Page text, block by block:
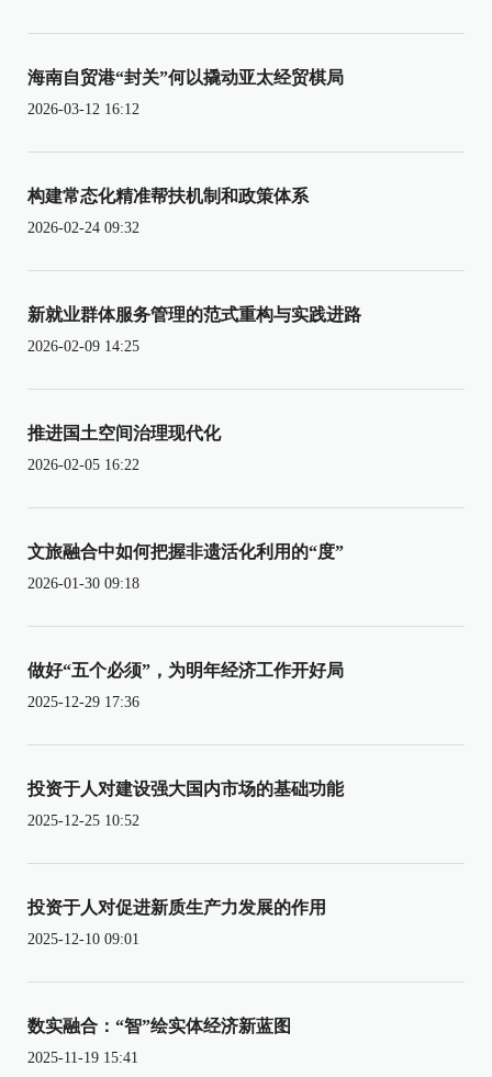
海南自贸港“封关”何以撬动亚太经贸棋局
2026-03-12 16:12
构建常态化精准帮扶机制和政策体系
2026-02-24 09:32
新就业群体服务管理的范式重构与实践进路
2026-02-09 14:25
推进国土空间治理现代化
2026-02-05 16:22
文旅融合中如何把握非遗活化利用的“度”
2026-01-30 09:18
做好“五个必须”，为明年经济工作开好局
2025-12-29 17:36
投资于人对建设强大国内市场的基础功能
2025-12-25 10:52
投资于人对促进新质生产力发展的作用
2025-12-10 09:01
数实融合：“智”绘实体经济新蓝图
2025-11-19 15:41